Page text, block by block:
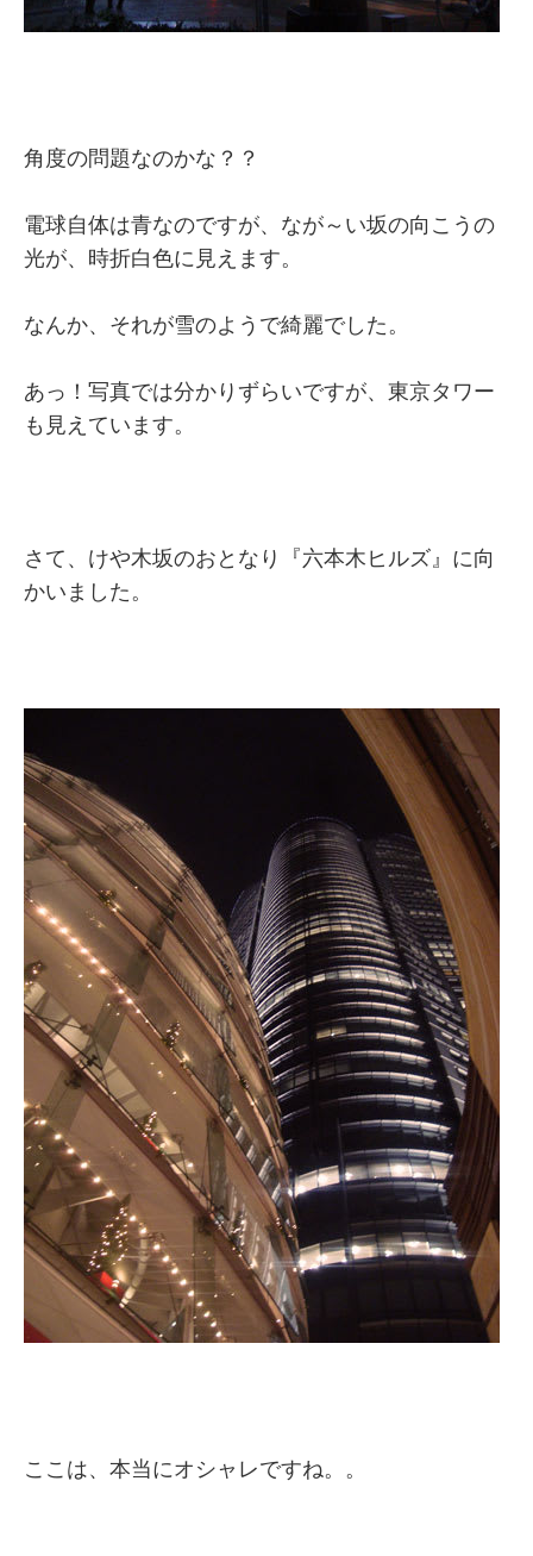
角度の問題なのかな？？
電球自体は青なのですが、なが～い坂の向こうの
光が、時折白色に見えます。
なんか、それが雪のようで綺麗でした。
あっ！写真では分かりずらいですが、東京タワー
も見えています。
さて、けや木坂のおとなり『六本木ヒルズ』に向
かいました。
ここは、本当にオシャレですね。。